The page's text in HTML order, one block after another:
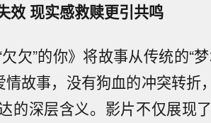
效 现实感救赎更引共鸣
欠”的你》将故事从传统的“
情故事，没有狗血的冲突转
的深层含义。影片不仅展现